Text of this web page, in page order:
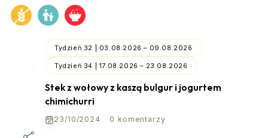
Tydzień 32 | 03.08.2026 – 09.08.2026
Tydzień 34 | 17.08.2026 – 23.08.2026
Stek z wołowy z kaszą bulgur i jogurtem
chimichurri
23/10/2024 0 komentarzy